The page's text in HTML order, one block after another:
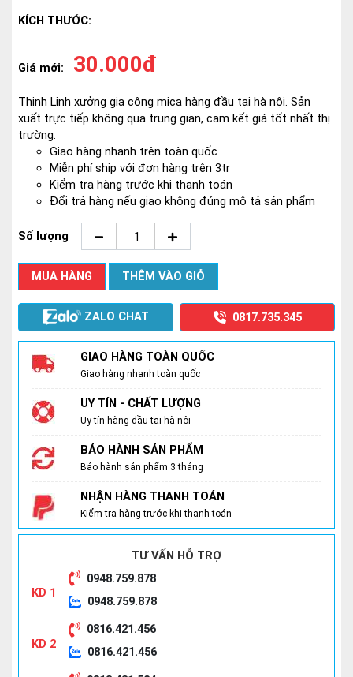
KÍCH THƯỚC:
Giá mới: 30.000đ
Thịnh Linh xưởng gia công mica hàng đầu tại hà nội. Sản
xuất trực tiếp không qua trung gian, cam kết giá tốt nhất thị
trường.
Giao hàng nhanh trên toàn quốc
Miễn phí ship với đơn hàng trên 3tr
Kiểm tra hàng trước khi thanh toán
Đổi trả hàng nếu giao không đúng mô tả sản phẩm
Số lượng
MUA HÀNG THÊM VÀO GIỎ
ZALO CHAT 0817.735.345
GIAO HÀNG TOÀN QUỐC
Giao hàng nhanh toàn quốc
UY TÍN - CHẤT LƯỢNG
Uy tín hàng đầu tại hà nội
BẢO HÀNH SẢN PHẨM
Bảo hành sản phẩm 3 tháng
NHẬN HÀNG THANH TOÁN
Kiểm tra hàng trước khi thanh toán
TƯ VẤN HỖ TRỢ
KD 1
0948.759.878
0948.759.878
KD 2
0816.421.456
0816.421.456